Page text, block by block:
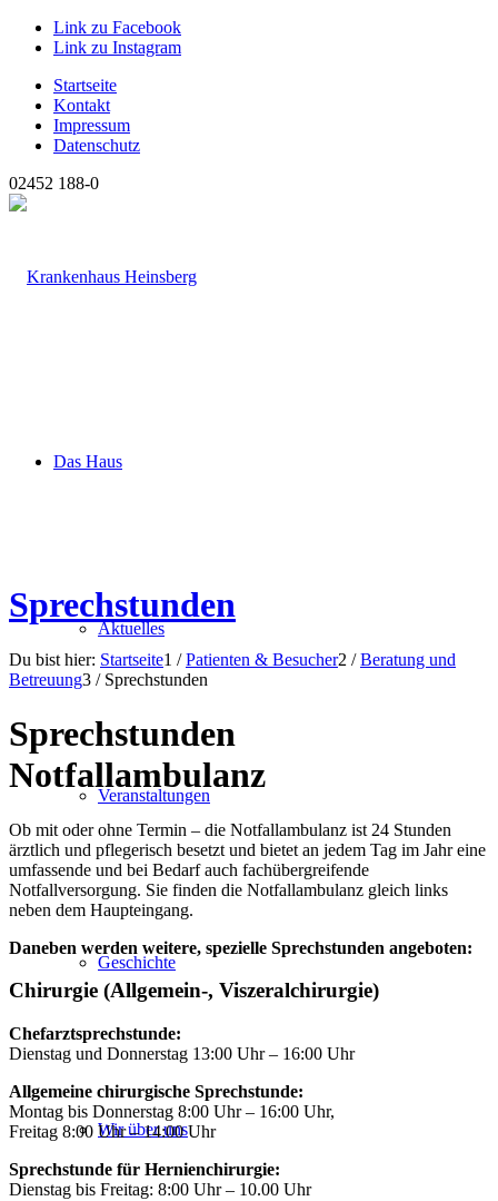
Link zu Facebook
Link zu Instagram
Startseite
Kontakt
Impressum
Datenschutz
02452 188-0
Das Haus
Aktuelles
Veranstaltungen
Geschichte
Wir über uns
Sprechstunden
Du bist hier: Startseite1 / Patienten & Besucher2 / Beratung und
Betreuung3 / Sprechstunden
Sprechstunden
Notfallambulanz
Ob mit oder ohne Termin – die Notfallambulanz ist 24 Stunden
ärztlich und pflegerisch besetzt und bietet an jedem Tag im Jahr eine
umfassende und bei Bedarf auch fachübergreifende
Notfallversorgung. Sie finden die Notfallambulanz gleich links
neben dem Haupteingang.
Daneben werden weitere, spezielle Sprechstunden angeboten:
Chirurgie (Allgemein-, Viszeralchirurgie)
Chefarztsprechstunde:
Dienstag und Donnerstag 13:00 Uhr – 16:00 Uhr
Allgemeine chirurgische Sprechstunde:
Montag bis Donnerstag 8:00 Uhr – 16:00 Uhr,
Freitag 8:00 Uhr – 14:00 Uhr
Sprechstunde für Hernienchirurgie:
Dienstag bis Freitag: 8:00 Uhr – 10.00 Uhr